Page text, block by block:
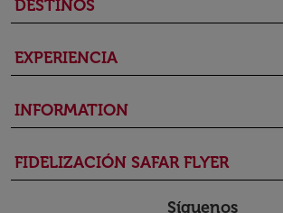
DESTINOS
EXPERIENCIA
INFORMATION
FIDELIZACIÓN SAFAR FLYER
Síguenos